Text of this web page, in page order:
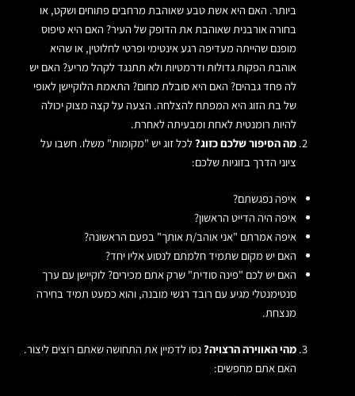
ביותר. האם היא אשת טבע שאוהבת מרחבים פתוחים ושקט, או
בחורה אורבנית שאוהבת את הדופק של העיר? האם היא טיפוס
מופנם שהייתה מעדיפה רגע אינטימי ופרטי לחלוטין, או שהיא
אוהבת הפקות גדולות ודרמטיות ולא תתנגד לקהל מריע? האם יש
לה פחד גבהים? האם היא סובלת מחום? התאמת הלוקיישן לאופי
של בת הזוג היא המפתח להצלחה. הצעה על קצה מצוק יכולה
להיות רומנטית לאחת ומבעיתה לאחרת.
מה הסיפור שלכם כזוג?לכל זוג יש "מקומות" משלו. חשבו על
ציוני הדרך בזוגיות שלכם:
איפה נפגשתם?
איפה היה הדייט הראשון?
איפה אמרתם "אני אוהב/ת אותך" בפעם הראשונה?
האם יש מקום שתמיד חלמתם לנסוע אליו יחד?
האם יש לכם "פינה סודית" שרק אתם מכירים? לוקיישן עם ערך
סנטימנטלי מגיע עם רובד רגשי מובנה, והוא כמעט תמיד בחירה
מנצחת.
מהי האווירה הרצויה?נסו לדמיין את התחושה שאתם רוצים ליצור.
האם אתם מחפשים: